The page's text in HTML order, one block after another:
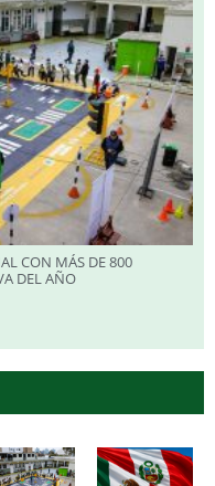
CON MÁS DE 800
DEL AÑO